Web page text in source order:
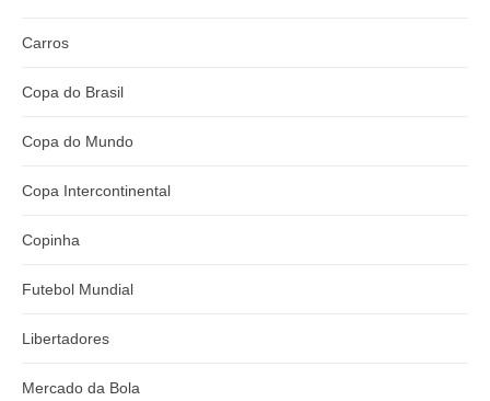
Carros
Copa do Brasil
Copa do Mundo
Copa Intercontinental
Copinha
Futebol Mundial
Libertadores
Mercado da Bola